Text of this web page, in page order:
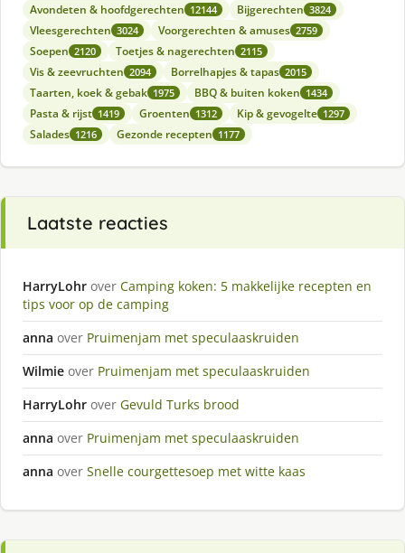
Avondeten & hoofdgerechten 12144 Bijgerechten 3824
Vleesgerechten 3024 Voorgerechten & amuses 2759
Soepen 2120 Toetjes & nagerechten 2115
Vis & zeevruchten 2094 Borrelhapjes & tapas 2015
Taarten, koek & gebak 1975 BBQ & buiten koken 1434
Pasta & rijst 1419 Groenten 1312 Kip & gevogelte 1297
Salades 1216 Gezonde recepten 1177
Laatste reacties
HarryLohr over Camping koken: 5 makkelijke recepten en
tips voor op de camping
anna over Pruimenjam met speculaaskruiden
Wilmie over Pruimenjam met speculaaskruiden
HarryLohr over Gevuld Turks brood
anna over Pruimenjam met speculaaskruiden
anna over Snelle courgettesoep met witte kaas